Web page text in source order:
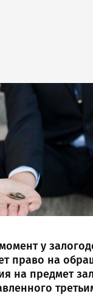
у
право на
на предмет